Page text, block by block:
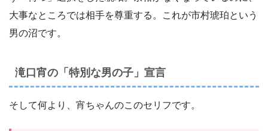
大事なところでは相手を尊重する。これが市村琥珀という
男の沼です。
滝口宵の「特別な男の子」宣言
そして何より、宵ちゃんのこのセリフです。